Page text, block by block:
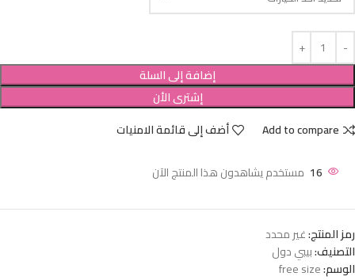
إضافة إلى السلة
إشترى الأن
Add to compare
أضف إلى قائمة الامنيات
16 مستخدم يشاهدون هذا المنتج الآن
رمز المنتج:غير محدد
التصنيف:بيبي دول
الوسم:free size